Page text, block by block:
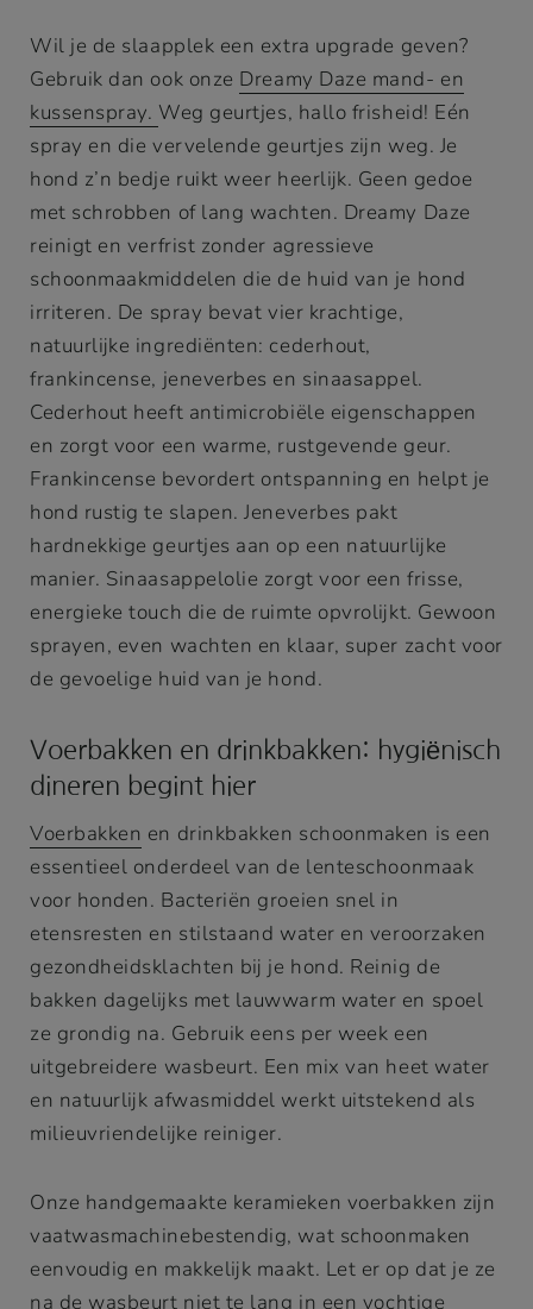
Wil je de slaapplek een extra upgrade geven?
Gebruik dan ook onze Dreamy Daze mand- en
kussenspray. Weg geurtjes, hallo frisheid! Eén
spray en die vervelende geurtjes zijn weg. Je
hond z’n bedje ruikt weer heerlijk. Geen gedoe
met schrobben of lang wachten. Dreamy Daze
reinigt en verfrist zonder agressieve
schoonmaakmiddelen die de huid van je hond
irriteren. De spray bevat vier krachtige,
natuurlijke ingrediënten: cederhout,
frankincense, jeneverbes en sinaasappel.
Cederhout heeft antimicrobiële eigenschappen
en zorgt voor een warme, rustgevende geur.
Frankincense bevordert ontspanning en helpt je
hond rustig te slapen. Jeneverbes pakt
hardnekkige geurtjes aan op een natuurlijke
manier. Sinaasappelolie zorgt voor een frisse,
energieke touch die de ruimte opvrolijkt. Gewoon
sprayen, even wachten en klaar, super zacht voor
de gevoelige huid van je hond.
Voerbakken en drinkbakken: hygiënisch
dineren begint hier
Voerbakken en drinkbakken schoonmaken is een
essentieel onderdeel van de lenteschoonmaak
voor honden. Bacteriën groeien snel in
etensresten en stilstaand water en veroorzaken
gezondheidsklachten bij je hond. Reinig de
bakken dagelijks met lauwwarm water en spoel
ze grondig na. Gebruik eens per week een
uitgebreidere wasbeurt. Een mix van heet water
en natuurlijk afwasmiddel werkt uitstekend als
milieuvriendelijke reiniger.
Onze handgemaakte keramieken voerbakken zijn
vaatwasmachinebestendig, wat schoonmaken
eenvoudig en makkelijk maakt. Let er op dat je ze
na de wasbeurt niet te lang in een vochtige